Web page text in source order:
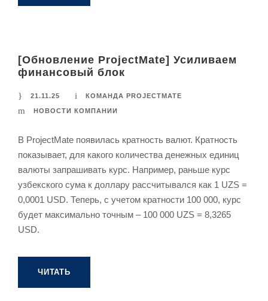
[Обновление ProjectMate] Усиливаем
финансовый блок
21.11.25 КОМАНДА PROJECTMATE
НОВОСТИ КОМПАНИИ
В ProjectMate появилась кратность валют. Кратность
показывает, для какого количества денежных единиц
валюты запрашивать курс. Например, раньше курс
узбекского сума к доллару рассчитывался как 1 UZS =
0,0001 USD. Теперь, с учетом кратности 100 000, курс
будет максимально точным – 100 000 UZS = 8,3265
USD.
ЧИТАТЬ